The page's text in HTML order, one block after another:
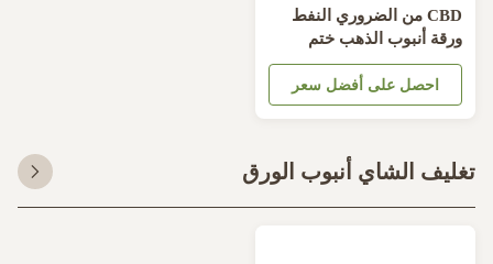
CBD من الضروري النفط
أنبوب الذهب ختم
اسطوانة كرتون
احصل على أفضل سعر
الشاي أنبوب الورق